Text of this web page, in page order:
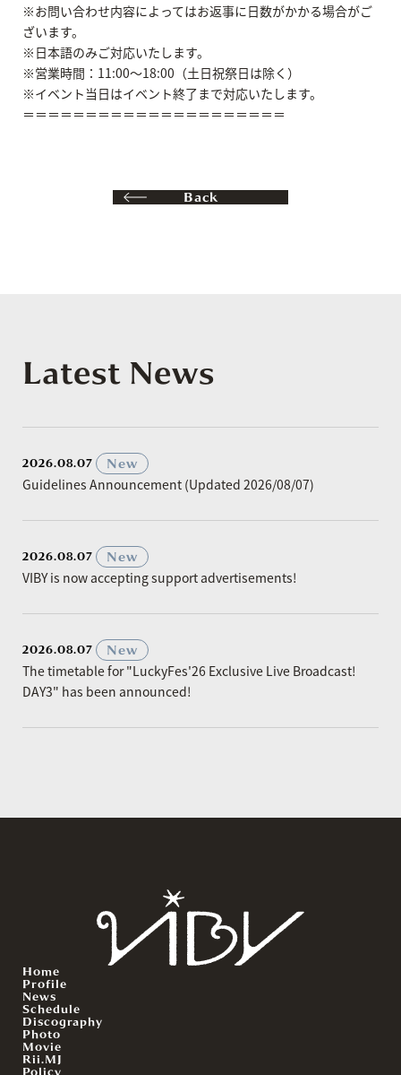
※お問い合わせ内容によってはお返事に日数がかかる場合がご
ざいます。
※日本語のみご対応いたします。
※営業時間：11:00～18:00（土日祝祭日は除く）
※イベント当日はイベント終了まで対応いたします。
＝＝＝＝＝＝＝＝＝＝＝＝＝＝＝＝＝＝＝＝＝
Back
Latest News
2026.08.07
New
Guidelines Announcement (Updated 2026/08/07)
2026.08.07
New
VIBY is now accepting support advertisements!
2026.08.07
New
The timetable for "LuckyFes'26 Exclusive Live Broadcast!
DAY3" has been announced!
Home
Profile
News
Schedule
Discography
Photo
Movie
Rii.MJ
Policy